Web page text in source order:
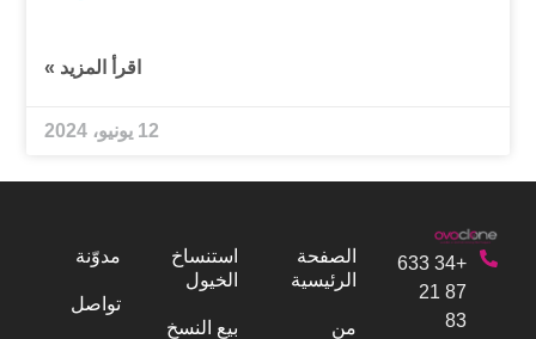
اقرأ المزيد »
12 يونيو، 2024
+34 633
87 21
83
الصفحة
الرئيسية
من
استنساخ
الخيول
بيع النسخ
مدوّنة
تواصل